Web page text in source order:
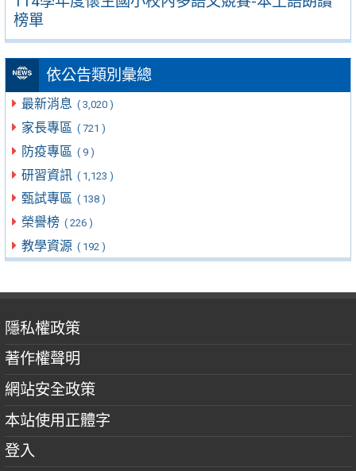
榜單
依公告類別彙總
最新消息 ( 3,020 )
家長專區 ( 721 )
防疫專區 ( 9 )
研習資訊 ( 1,123 )
甄試專區 ( 138 )
榮譽榜 ( 226 )
教學資源 ( 192 )
隱私權政策
著作權聲明
網站安全政策
本站使用正體字
登入